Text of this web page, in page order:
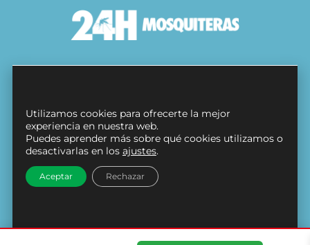
Protección de datos
Contacto
Síguenos en
Utilizamos cookies para ofrecerte la mejor
experiencia en nuestra web.
Puedes aprender más sobre qué cookies utilizamos o
desactivarlas en los ajustes.
Aceptar Rechazar